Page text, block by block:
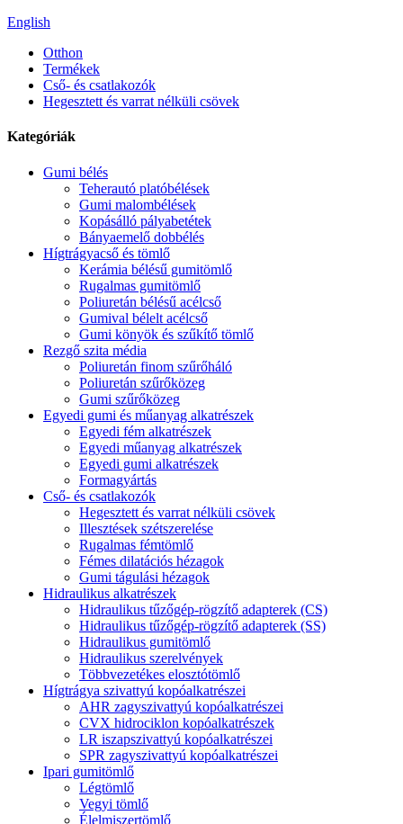
English
Otthon
Termékek
Cső- és csatlakozók
Hegesztett és varrat nélküli csövek
Kategóriák
Gumi bélés
Teherautó platóbélések
Gumi malombélések
Kopásálló pályabetétek
Bányaemelő dobbélés
Hígtrágyacső és tömlő
Kerámia bélésű gumitömlő
Rugalmas gumitömlő
Poliuretán bélésű acélcső
Gumival bélelt acélcső
Gumi könyök és szűkítő tömlő
Rezgő szita média
Poliuretán finom szűrőháló
Poliuretán szűrőközeg
Gumi szűrőközeg
Egyedi gumi és műanyag alkatrészek
Egyedi fém alkatrészek
Egyedi műanyag alkatrészek
Egyedi gumi alkatrészek
Formagyártás
Cső- és csatlakozók
Hegesztett és varrat nélküli csövek
Illesztések szétszerelése
Rugalmas fémtömlő
Fémes dilatációs hézagok
Gumi tágulási hézagok
Hidraulikus alkatrészek
Hidraulikus tűzőgép-rögzítő adapterek (CS)
Hidraulikus tűzőgép-rögzítő adapterek (SS)
Hidraulikus gumitömlő
Hidraulikus szerelvények
Többvezetékes elosztótömlő
Hígtrágya szivattyú kopóalkatrészei
AHR zagyszivattyú kopóalkatrészei
CVX hidrociklon kopóalkatrészek
LR iszapszivattyú kopóalkatrészei
SPR zagyszivattyú kopóalkatrészei
Ipari gumitömlő
Légtömlő
Vegyi tömlő
Élelmiszertömlő